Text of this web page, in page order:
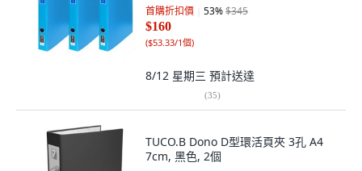
首購折扣價 53%$345
$160
($53.33/1個)
8/12 星期三 預計送達
(35)
TUCO.B Dono D型環活頁夾 3孔 A4
7cm, 黑色, 2個